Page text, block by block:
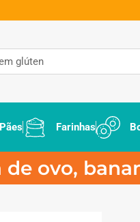
Pães Farinhas
ovo,